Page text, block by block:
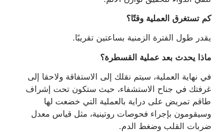
كم تستغرق العملية وقتًا؟
يقدر طول الفترة الزمنية بساعتين تقريبًا.
ماذا يحدث بعد عملية القسطرة؟
في نهاية العملية، سيتم نقلك إلى الاستفاقة ولاحقا إلى
غرفتك في جناح الاستشفاء، حيث ستكون تحت إشراف
طاقم تمريض على دراية بالعملية التي خضعت لها
وسيقومون بإجراء فحوصات روتينية، مثل قياس معدل
ضربات القلب وضغط الدم.